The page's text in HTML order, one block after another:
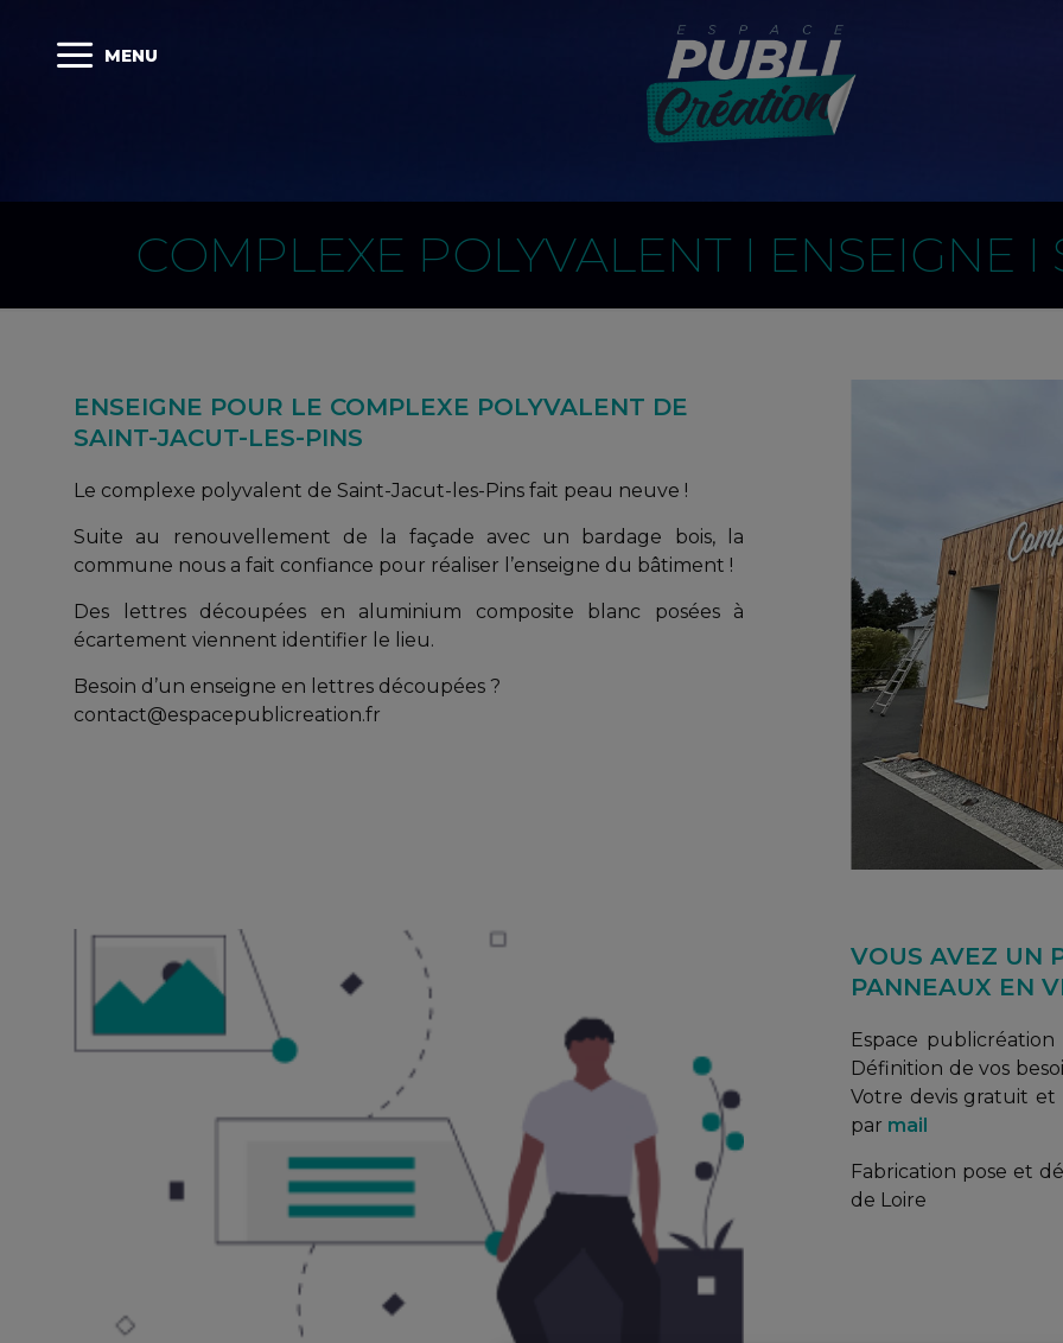
MENU
COMPLEXE POLYVALENT I ENSEIGNE I
ENSEIGNE POUR LE COMPLEXE POLYVALENT DE
SAINT-JACUT-LES-PINS
Le complexe polyvalent de Saint-Jacut-les-Pins fait peau neuve !
Suite au renouvellement de la façade avec un bardage bois, la
commune nous a fait confiance pour réaliser l’enseigne du bâtiment !
Des lettres découpées en aluminium composite blanc posées à
écartement viennent identifier le lieu.
Besoin d’un enseigne en lettres découpées ?
contact@espacepublicreation.fr
VOUS AVEZ UN
PANNEAUX EN
Espace
Définition de vos
Votre devis gratuit et
par mail
Fabrication pose et
de Loire